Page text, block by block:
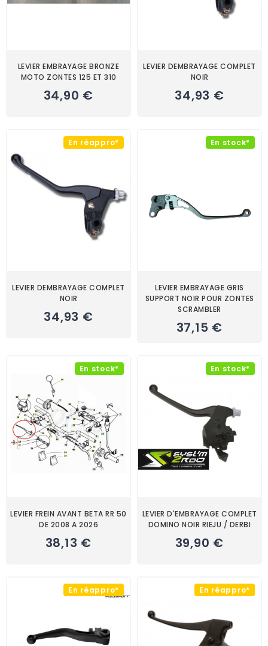
LEVIER EMBRAYAGE BRONZE
MOTO ZONTES 125 ET 310
34,90 €
LEVIER DEMBRAYAGE COMPLET
NOIR
34,93 €
En réappro*
LEVIER DEMBRAYAGE COMPLET
NOIR
34,93 €
En stock*
LEVIER EMBRAYAGE GRIS
SUPPORT NOIR POUR ZONTES
SCRAMBLER
37,15 €
En stock*
LEVIER FREIN AVANT BETA RR 50
DE 2008 A 2026
38,13 €
En stock*
LEVIER D'EMBRAYAGE COMPLET
DOMINO NOIR RIEJU / DERBI
39,90 €
En réappro* En réappro*